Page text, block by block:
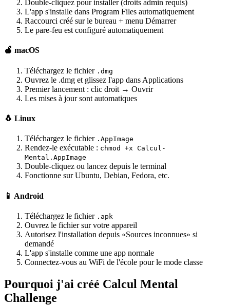
Double-cliquez pour installer (droits admin requis)
L'app s'installe dans Program Files automatiquement
Raccourci créé sur le bureau + menu Démarrer
Le pare-feu est configuré automatiquement
🍎 macOS
Téléchargez le fichier .dmg
Ouvrez le .dmg et glissez l'app dans Applications
Premier lancement : clic droit → Ouvrir
Les mises à jour sont automatiques
🐧 Linux
Téléchargez le fichier .AppImage
Rendez-le exécutable : chmod +x Calcul-
Mental.AppImage
Double-cliquez ou lancez depuis le terminal
Fonctionne sur Ubuntu, Debian, Fedora, etc.
📱 Android
Téléchargez le fichier .apk
Ouvrez le fichier sur votre appareil
Autorisez l'installation depuis «Sources inconnues» si
demandé
L'app s'installe comme une app normale
Connectez-vous au WiFi de l'école pour le mode classe
Pourquoi j'ai créé Calcul Mental
Challenge